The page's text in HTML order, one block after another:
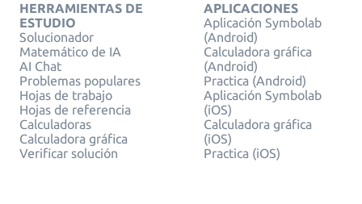
HERRAMIENTAS DE
ESTUDIO
Solucionador
Matemático de IA
AI Chat
Problemas populares
Hojas de trabajo
Hojas de referencia
Calculadoras
Calculadora gráfica
Verificar solución
APLICACIONES
Aplicación Symbolab
(Android)
Calculadora gráfica
(Android)
Practica (Android)
Aplicación Symbolab
(iOS)
Calculadora gráfica
(iOS)
Practica (iOS)